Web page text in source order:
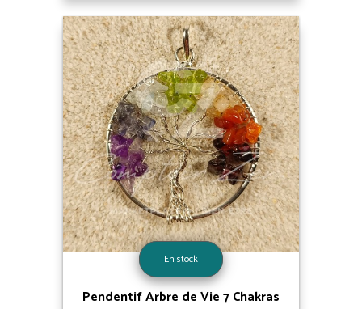
En stock
Pendentif Arbre de Vie 7 Chakras